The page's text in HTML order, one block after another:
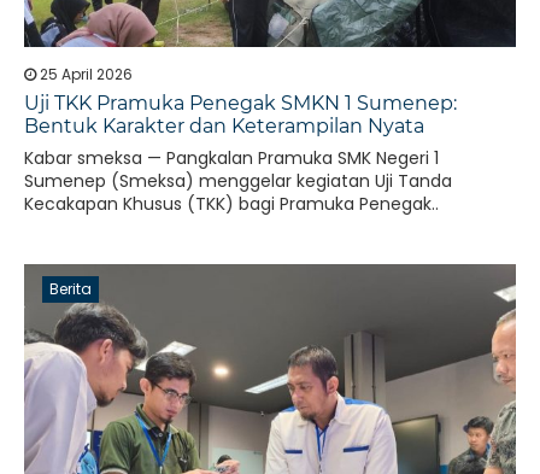
25 April 2026
Uji TKK Pramuka Penegak SMKN 1 Sumenep:
Bentuk Karakter dan Keterampilan Nyata
Kabar smeksa — Pangkalan Pramuka SMK Negeri 1
Sumenep (Smeksa) menggelar kegiatan Uji Tanda
Kecakapan Khusus (TKK) bagi Pramuka Penegak..
Berita